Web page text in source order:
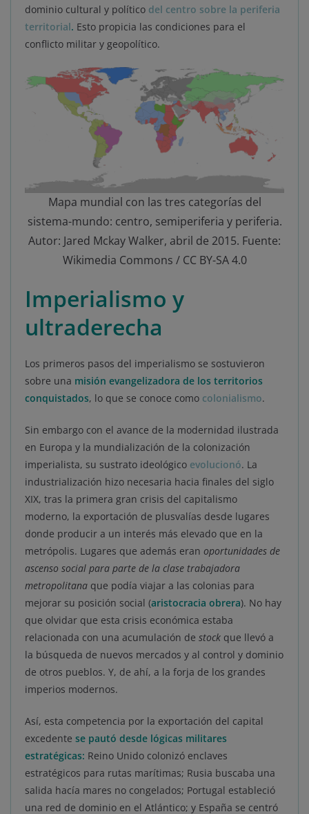
dominio cultural y político del centro sobre la periferia
territorial. Esto propicia las condiciones para el
conflicto militar y geopolítico.
Mapa mundial con las tres categorías del
sistema-mundo: centro, semiperiferia y periferia.
Autor: Jared Mckay Walker, abril de 2015. Fuente:
Wikimedia Commons / CC BY-SA 4.0
Imperialismo y
ultraderecha
Los primeros pasos del imperialismo se sostuvieron
sobre una misión evangelizadora de los territorios
conquistados, lo que se conoce como colonialismo.
Sin embargo con el avance de la modernidad ilustrada
en Europa y la mundialización de la colonización
imperialista, su sustrato ideológico evolucionó. La
industrialización hizo necesaria hacia finales del siglo
XIX, tras la primera gran crisis del capitalismo
moderno, la exportación de plusvalías desde lugares
donde producir a un interés más elevado que en la
metrópolis. Lugares que además eran oportunidades de
ascenso social para parte de la clase trabajadora
metropolitana que podía viajar a las colonias para
mejorar su posición social (aristocracia obrera). No hay
que olvidar que esta crisis económica estaba
relacionada con una acumulación de stock que llevó a
la búsqueda de nuevos mercados y al control y dominio
de otros pueblos. Y, de ahí, a la forja de los grandes
imperios modernos.
Así, esta competencia por la exportación del capital
excedente se pautó desde lógicas militares
estratégicas: Reino Unido colonizó enclaves
estratégicos para rutas marítimas; Rusia buscaba una
salida hacía mares no congelados; Portugal estableció
una red de dominio en el Atlántico; y España se centró